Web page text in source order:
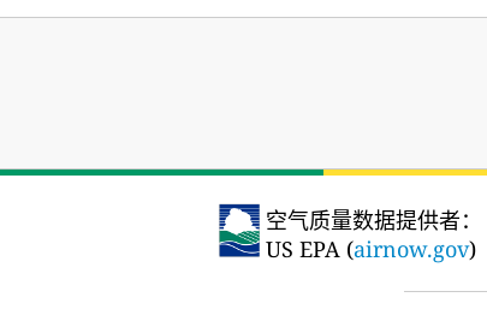
空气质量数据提供者：
US EPA (airnow.gov)